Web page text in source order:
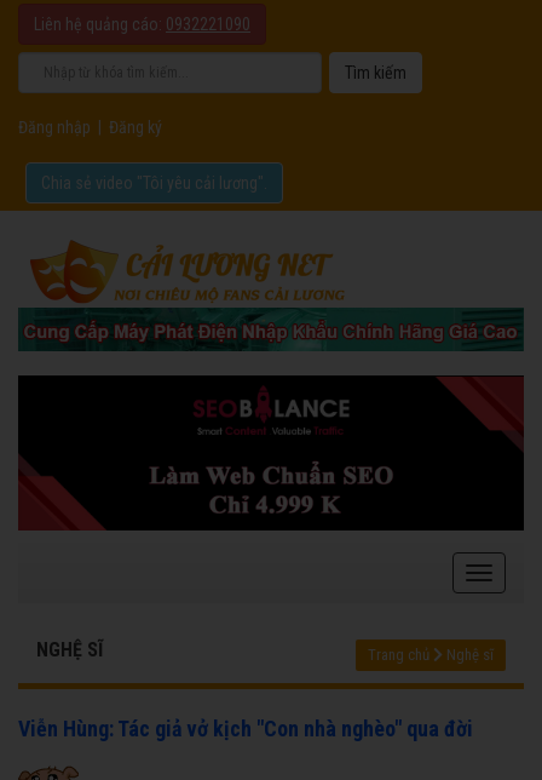
Liên hệ quảng cáo: 0932221090
Đăng nhập Đăng ký
Chia sẻ video "Tôi yêu cải lương".
NGHỆ SĨ Trang chủ Nghệ sĩ
Viễn Hùng: Tác giả vở kịch "Con nhà nghèo" qua đời